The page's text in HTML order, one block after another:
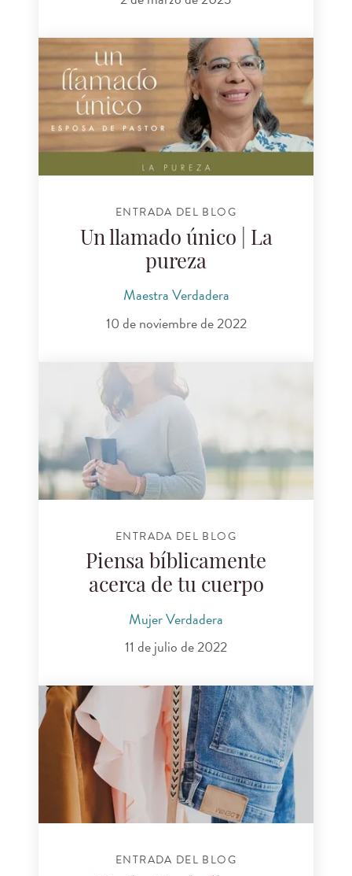
ENTRADA DEL BLOG
Un llamado único | La
pureza
Maestra Verdadera
10 de noviembre de 2022
ENTRADA DEL BLOG
Piensa bíblicamente
acerca de tu cuerpo
Mujer Verdadera
11 de julio de 2022
ENTRADA DEL BLOG